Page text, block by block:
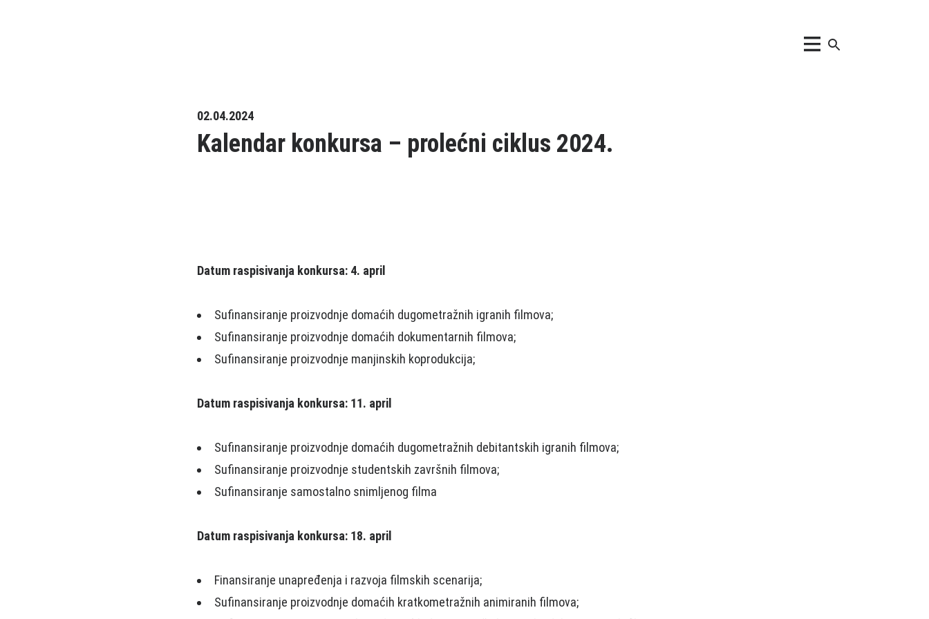
02.04.2024
Kalendar konkursa – prolećni ciklus 2024.
Datum raspisivanja konkursa: 4. april
Sufinansiranje proizvodnje domaćih dugometražnih igranih filmova;
Sufinansiranje proizvodnje domaćih dokumentarnih filmova;
Sufinansiranje proizvodnje manjinskih koprodukciјa;
Datum raspisivanja konkursa: 11. april
Sufinansiranje proizvodnje domaćih dugometražnih debitantskih igranih filmova;
Sufinansiranje proizvodnje studentskih završnih filmova;
Sufinansiranje samostalno snimljenog filma
Datum raspisivanja konkursa: 18. april
Finansiranje unapređenja i razvoјa filmskih scenarija;
Sufinansiranje proizvodnje domaćih kratkometražnih animiranih filmova;